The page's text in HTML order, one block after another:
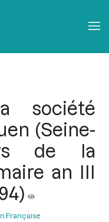
société
(Seine-
de la
an III
Française